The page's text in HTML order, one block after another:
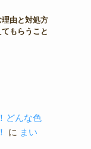
由と対処方
もらうこと
どんな色
に まい